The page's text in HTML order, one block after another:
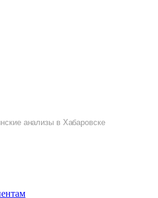
анализы в Хабаровске